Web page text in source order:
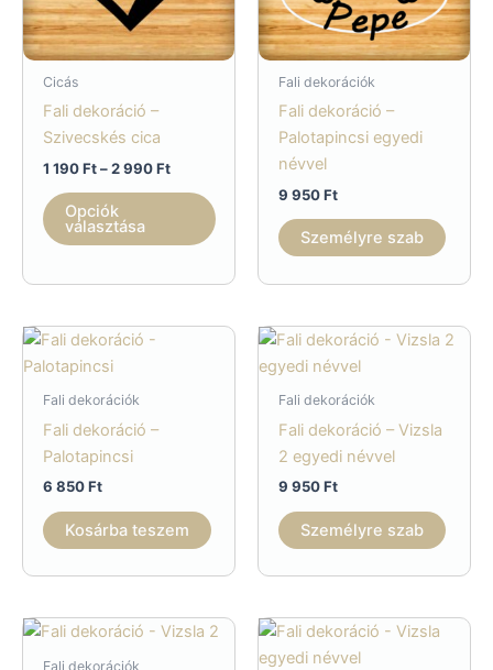
Cicás
Fali dekoráció –
Szivecskés cica
1 190Ft – 2 990FtÁrtartomány:
190 Ft
2
Opciók
választása
a
terméknek
több
van.
változatok
termékoldalon
választhatók
Fali dekorációk
Fali dekoráció –
Palotapincsi egyedi
névvel
9 950Ft
Személyre szab
Fali dekorációk
Fali dekoráció –
Palotapincsi
6 850Ft
Kosárba teszem
Fali dekorációk
Fali dekoráció – Vizsla
2 egyedi névvel
9 950Ft
Személyre szab
Fali dekorációk